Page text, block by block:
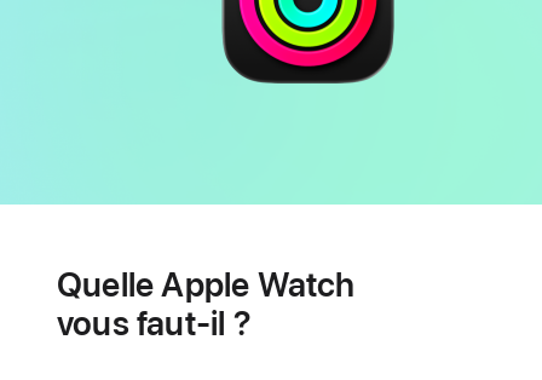
Quelle Apple Watch
vous faut-il ?